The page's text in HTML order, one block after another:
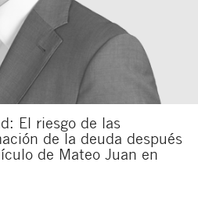
El riesgo de las
de la deuda después
de Mateo Juan en